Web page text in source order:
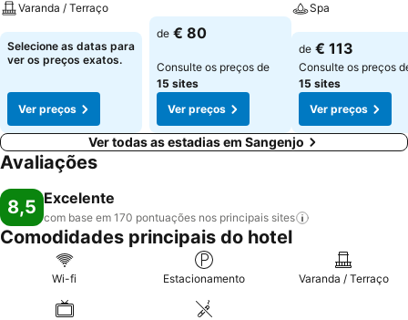
Varanda / Terraço
Ver preços
Selecione as datas para
ver os preços exatos.
Ver preços
Ver preços
de € 80
Consulte os preços de
15 sites
Ver preços
Spa
Ver preços
de € 113
Consulte os preços
15 sites
Ver preços
Ver todas as estadias em Sangenjo
Avaliações
8,5 Excelente
com base em 170 pontuações nos principais sites
Comodidades principais do hotel
Wi-fi Estacionamento Varanda / Terraço